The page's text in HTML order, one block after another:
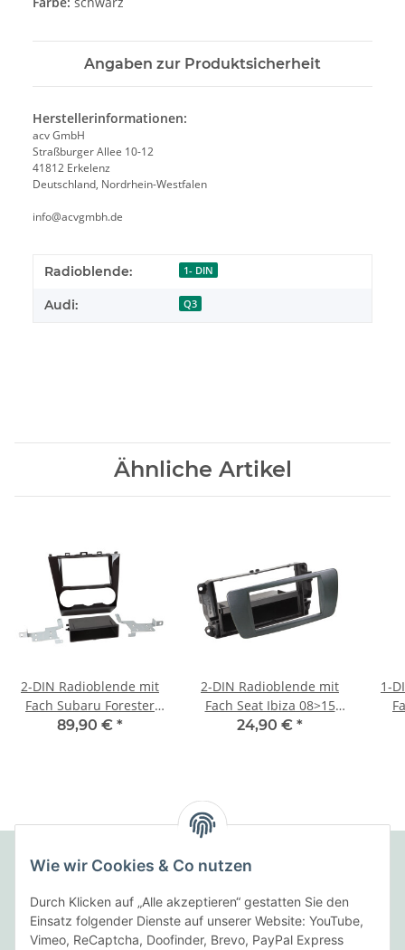
Angaben zur Produktsicherheit
Herstellerinformationen:
acv GmbH
Straßburger Allee 10-12
41812 Erkelenz
Deutschland, Nordrhein-Westfalen
info@acvgmbh.de
Radioblende: 1- DIN
Audi: Q3
Ähnliche Artikel
2-DIN Radioblende mit
Fach Subaru Forester
2015->
89,90 € *
2-DIN Radioblende mit
Fach Seat Ibiza 08>15
azabacheschwarz
24,90 € *
1-
Folgende Zahlungsarten bieten wir an:
Wie wir Cookies & Co nutzen
Durch Klicken auf „Alle akzeptieren“ gestatten Sie den
Einsatz folgender Dienste auf unserer Website: YouTube,
Vimeo, ReCaptcha, Doofinder, Brevo, PayPal Express